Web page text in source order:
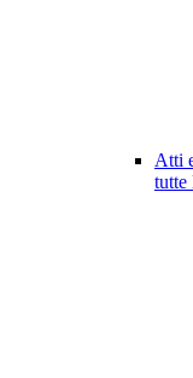
Atti
tutte